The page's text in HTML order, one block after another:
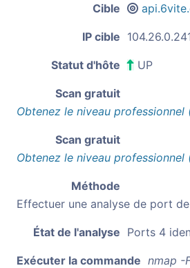
Cible
IP cible
Statut d'hôte UP
Scan gratuit
Obtenez le niveau professionnel
Scan gratuit
Obtenez le niveau professionnel
Méthode
Effectuer une analyse de port
État de l'analyse Ports 4
Exécuter la commande nmap -